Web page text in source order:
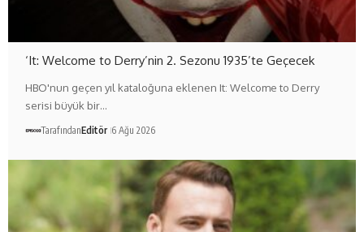
‘It: Welcome to Derry’nin 2. Sezonu 1935’te Geçecek
HBO'nun geçen yıl kataloğuna eklenen It: Welcome to Derry
serisi büyük bir…
TarafındanEditör 6 Ağu 2026